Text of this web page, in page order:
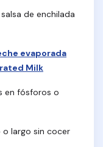
de enchilada
evaporada
Milk
en fósforos o
o largo sin cocer